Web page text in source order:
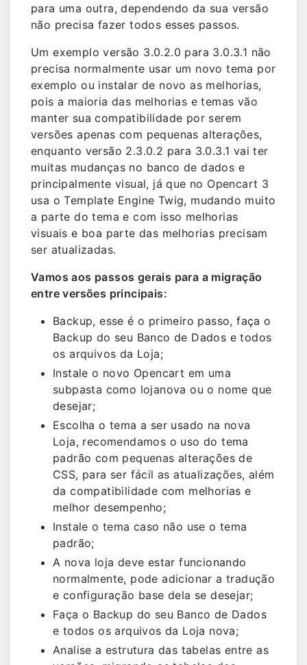
para uma outra, dependendo da sua versão
não precisa fazer todos esses passos.
Um exemplo versão 3.0.2.0 para 3.0.3.1 não
precisa normalmente usar um novo tema por
exemplo ou instalar de novo as melhorias,
pois a maioria das melhorias e temas vão
manter sua compatibilidade por serem
versões apenas com pequenas alterações,
enquanto versão 2.3.0.2 para 3.0.3.1 vai ter
muitas mudanças no banco de dados e
principalmente visual, já que no Opencart 3
usa o Template Engine Twig, mudando muito
a parte do tema e com isso melhorias
visuais e boa parte das melhorias precisam
ser atualizadas.
Vamos aos passos gerais para a migração
entre versões principais:
Backup, esse é o primeiro passo, faça o
Backup do seu Banco de Dados e todos
os arquivos da Loja;
Instale o novo Opencart em uma
subpasta como lojanova ou o nome que
desejar;
Escolha o tema a ser usado na nova
Loja, recomendamos o uso do tema
padrão com pequenas alterações de
CSS, para ser fácil as atualizações, além
da compatibilidade com melhorias e
melhor desempenho;
Instale o tema caso não use o tema
padrão;
A nova loja deve estar funcionando
normalmente, pode adicionar a tradução
e configuração base dela se desejar;
Faça o Backup do seu Banco de Dados
e todos os arquivos da Loja nova;
Analise a estrutura das tabelas entre as